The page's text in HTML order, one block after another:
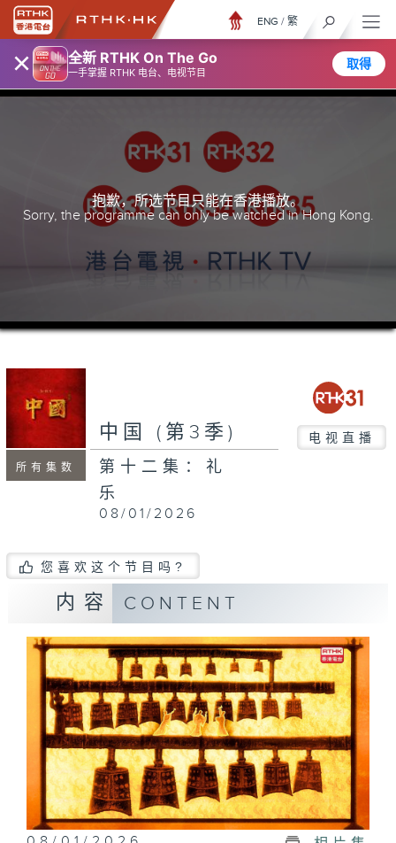
× 全新 RTHK On The Go
一手掌握 RTHK 电台、电视节目
取得
ENG / 繁
抱歉，所选节目只能在香港播放。
Sorry, the programme can only be watched in Hong Kong.
所有集数
中国 (第3季) 电视直播
第十二集：礼
乐
08/01/2026
您喜欢这个节目吗?
内容 CONTENT